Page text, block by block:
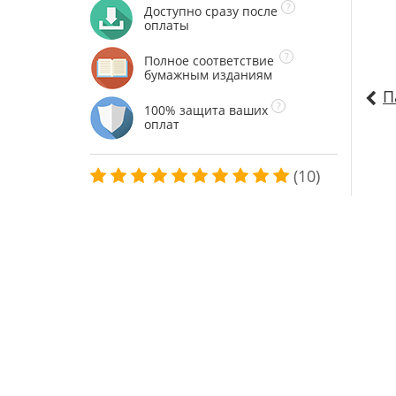
Доступно сразу после
оплаты
Полное соответствие
бумажным изданиям
100% защита ваших
оплат
(10)